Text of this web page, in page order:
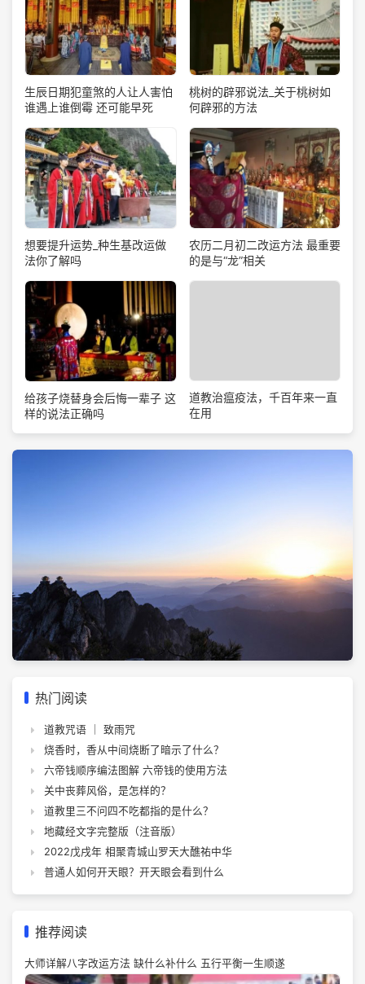
生辰日期犯童煞的人让人害怕
谁遇上谁倒霉 还可能早死
桃树的辟邪说法_关于桃树如
何辟邪的方法
想要提升运势_种生基改运做
法你了解吗
农历二月初二改运方法 最重要
的是与“龙”相关
给孩子烧替身会后悔一辈子 这
样的说法正确吗
道教治瘟疫法，千百年来一直
在用
热门阅读
道教咒语 ｜ 致雨咒
烧香时，香从中间烧断了暗示了什么？
六帝钱顺序编法图解 六帝钱的使用方法
关中丧葬风俗，是怎样的？
道教里三不问四不吃都指的是什么？
地藏经文字完整版（注音版）
2022戊戌年 相聚青城山罗天大醮祐中华
普通人如何开天眼？开天眼会看到什么
推荐阅读
大师详解八字改运方法 缺什么补什么 五行平衡一生顺遂